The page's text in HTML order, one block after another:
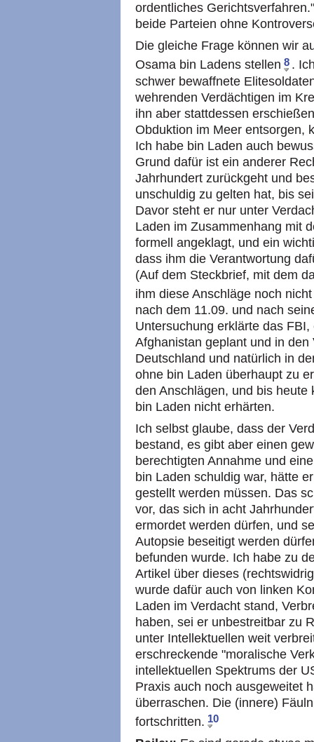
ordentliches
beide Parteien ohne
Die gleiche Frage können wir
Osama bin Ladens stellen 8 .
schwer bewaffnete
wehrenden Verdächtigen im
ihn aber stattdessen
Obduktion im Meer entsorgen,
Ich habe bin Laden auch
Grund dafür ist ein anderer
Jahrhundert zurückgeht und
unschuldig zu gelten hat, bis
Davor steht er nur unter
Laden im Zusammenhang mit
formell angeklagt, und ein
dass ihm die Verantwortung
(Auf dem Steckbrief, mit dem
ihm diese Anschläge noch
nach dem 11.09. und nach
Untersuchung erklärte das
Afghanistan geplant und in
Deutschland und natürlich in
ohne bin Laden überhaupt zu
den Anschlägen, und bis
bin Laden nicht erhärten.
Ich selbst glaube, dass der
bestand, es gibt aber einen
berechtigten Annahme und
bin Laden schuldig war, hätte
gestellt werden müssen. Das
vor, das sich in acht
ermordet werden dürfen, und
Autopsie beseitigt werden
befunden wurde. Ich habe zu
Artikel über dieses
wurde dafür auch von linken
Laden im Verdacht stand,
haben, sei er unbestreitbar zu
unter Intellektuellen weit
erschreckende "moralische
intellektuellen Spektrums der
Praxis auch noch ausgeweitet
überraschen. Die (innere)
fortschritten. 10